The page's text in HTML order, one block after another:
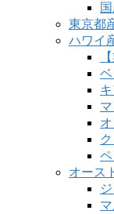
東京都
ハワイ
オース